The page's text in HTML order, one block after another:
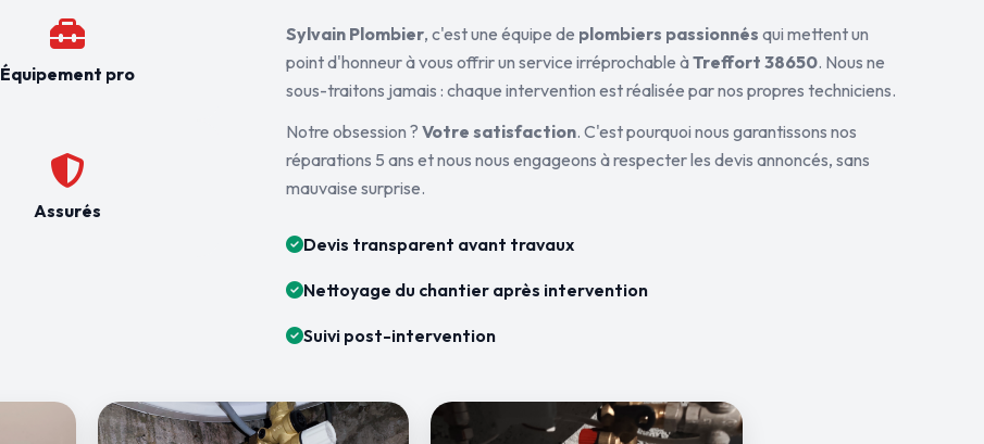
Équipement pro
Assurés
Sylvain Plombier, c'est une équipe de plombiers passionnés qui mettent un
point d'honneur à vous offrir un service irréprochable àTreffort 38650. Nous ne
sous-traitons jamais : chaque intervention est réalisée par nos propres techniciens.
Notre obsession ? Votre satisfaction. C'est pourquoi nous garantissons nos
réparations 5 ans et nous nous engageons à respecter les devis annoncés, sans
mauvaise surprise.
Devis transparent avant travaux
Nettoyage du chantier après intervention
Suivi post-intervention